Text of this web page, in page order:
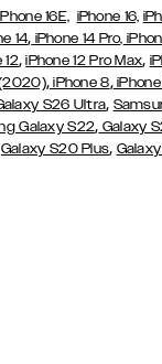
16E, iPhone 16,
14, iPhone 14 Pro,
12,iPhone 12 Pro Max,
,iPhone 8,
S26 Ultra,
Galaxy S22, Galaxy
Galaxy S20 Plus,